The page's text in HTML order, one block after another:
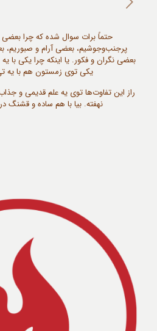
حتماً برات سوال شده که چرا بعضی
پرجنب‌وجوشیم، بعضی آرام و
بعضی نگران و فکور. یا اینکه چرا یکی
یکی توی زمستون هم با یه
راز این تفاوت‌ها توی یه علم قدیمی و
نهفته. بیا با هم ساده و قشنگ